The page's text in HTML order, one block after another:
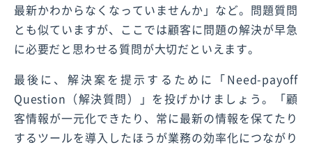
最新かわからなくなっていませんか」など。問題質問
とも似ていますが、ここでは顧客に問題の解決が早急
に必要だと思わせる質問が大切だといえます。
最後に、解決案を提示するために「Need-payoff
Question（解決質問）」を投げかけましょう。「顧
客情報が一元化できたり、常に最新の情報を保てたり
するツールを導入したほうが業務の効率化につながり